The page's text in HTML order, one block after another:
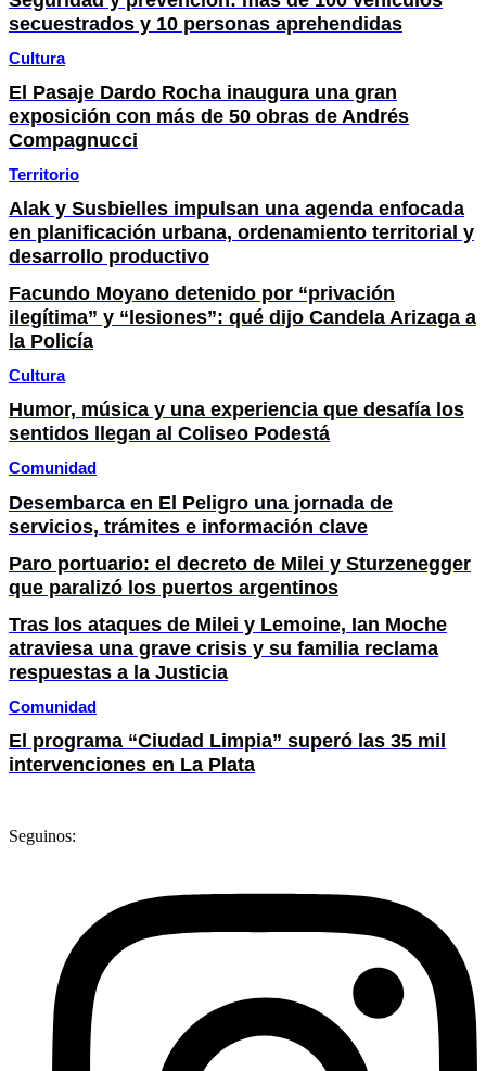
secuestrados y 10 personas aprehendidas
Cultura
El Pasaje Dardo Rocha inaugura una gran
exposición con más de 50 obras de Andrés
Compagnucci
Territorio
Alak y Susbielles impulsan una agenda enfocada
en planificación urbana, ordenamiento territorial y
desarrollo productivo
Facundo Moyano detenido por “privación
ilegítima” y “lesiones”: qué dijo Candela Arizaga a
la Policía
Cultura
Humor, música y una experiencia que desafía los
sentidos llegan al Coliseo Podestá
Comunidad
Desembarca en El Peligro una jornada de
servicios, trámites e información clave
Paro portuario: el decreto de Milei y Sturzenegger
que paralizó los puertos argentinos
Tras los ataques de Milei y Lemoine, Ian Moche
atraviesa una grave crisis y su familia reclama
respuestas a la Justicia
Comunidad
El programa “Ciudad Limpia” superó las 35 mil
intervenciones en La Plata
Seguinos: